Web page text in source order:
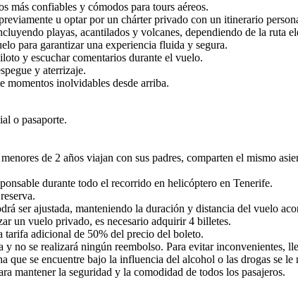
más confiables y cómodos para tours aéreos.
u optar por un chárter privado con un itinerario
playas, acantilados y volcanes, dependiendo de la ruta
para garantizar una experiencia fluida y segura.
y escuchar comentarios durante el vuelo.
y aterrizaje.
momentos inolvidables desde arriba.
o pasaporte.
de 2 años viajan con sus padres, comparten el mismo
durante todo el recorrido en helicóptero en Tenerife.
ser ajustada, manteniendo la duración y distancia del vuelo
un vuelo privado, es necesario adquirir 4 billetes.
tarifa adicional de 50% del precio del boleto.
no se realizará ningún reembolso. Para evitar inconvenientes,
que se encuentre bajo la influencia del alcohol o las drogas se
mantener la seguridad y la comodidad de todos los pasajeros.